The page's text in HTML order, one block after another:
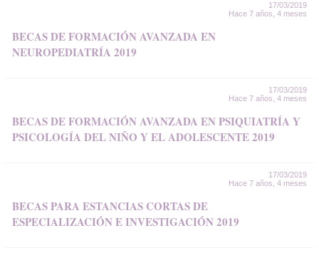
17/03/2019
Hace 7 años, 4 meses
BECAS DE FORMACIÓN AVANZADA EN
NEUROPEDIATRÍA 2019
17/03/2019
Hace 7 años, 4 meses
BECAS DE FORMACIÓN AVANZADA EN PSIQUIATRÍA Y
PSICOLOGÍA DEL NIÑO Y EL ADOLESCENTE 2019
17/03/2019
Hace 7 años, 4 meses
BECAS PARA ESTANCIAS CORTAS DE
ESPECIALIZACIÓN E INVESTIGACIÓN 2019